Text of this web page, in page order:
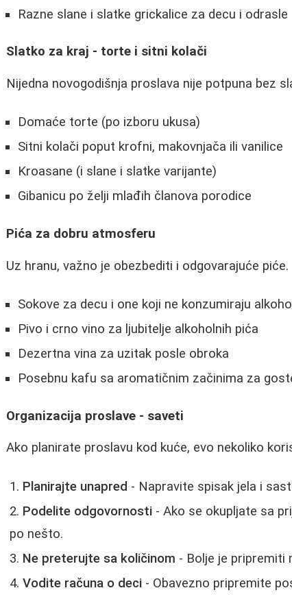
Razne slane i slatke grickalice za decu i odrasle
Slatko za kraj - torte i sitni kolači
Nijedna novogodišnja proslava nije potpuna bez
Domaće torte (po izboru ukusa)
Sitni kolači poput krofni, makovnjača ili vanilice
Kroasane (i slane i slatke varijante)
Gibanicu po želji mlađih članova porodice
Pića za dobru atmosferu
Uz hranu, važno je obezbediti i odgovarajuće
Sokove za decu i one koji ne konzumiraju alkohol
Pivo i crno vino za ljubitelje alkoholnih pića
Dezertna vina za uzitak posle obroka
Posebnu kafu sa aromatičnim začinima za
Organizacija proslave - saveti
Ako planirate proslavu kod kuće, evo nekoliko
Planirajte unapred - Napravite spisak jela i
Podelite odgovornosti - Ako se okupljate sa
po nešto.
Ne preterujte sa količinom - Bolje je pripremiti
Vodite računa o deci - Obavezno pripremite